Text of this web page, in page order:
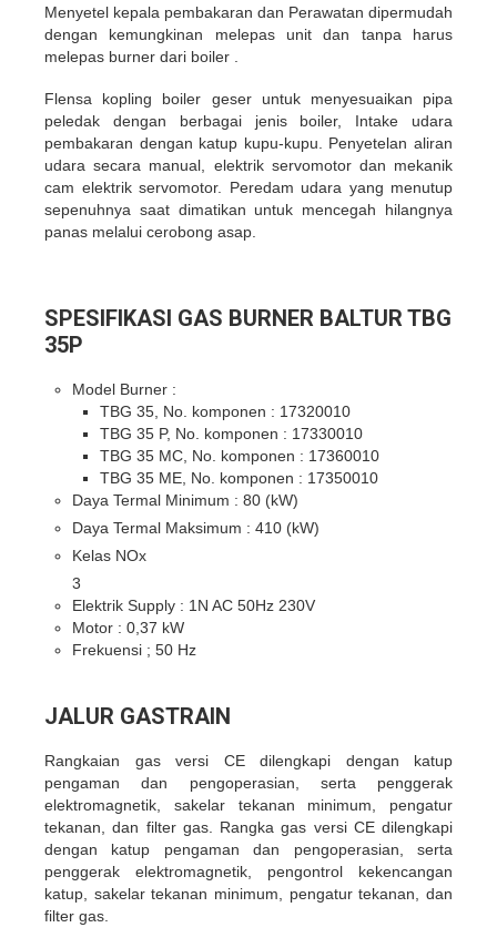
Menyetel kepala pembakaran dan Perawatan dipermudah
dengan kemungkinan melepas unit dan tanpa harus
melepas burner dari boiler .
Flensa kopling boiler geser untuk menyesuaikan pipa
peledak dengan berbagai jenis boiler, Intake udara
pembakaran dengan katup kupu-kupu. Penyetelan aliran
udara secara manual, elektrik servomotor dan mekanik
cam elektrik servomotor. Peredam udara yang menutup
sepenuhnya saat dimatikan untuk mencegah hilangnya
panas melalui cerobong asap.
SPESIFIKASI GAS BURNER BALTUR TBG
35P
Model Burner :
TBG 35, No. komponen : 17320010
TBG 35 P, No. komponen : 17330010
TBG 35 MC, No. komponen : 17360010
TBG 35 ME, No. komponen : 17350010
Daya Termal Minimum : 80 (kW)
Daya Termal Maksimum : 410 (kW)
Kelas NOx
3
Elektrik Supply : 1N AC 50Hz 230V
Motor : 0,37 kW
Frekuensi ; 50 Hz
JALUR GASTRAIN
Rangkaian gas versi CE dilengkapi dengan katup
pengaman dan pengoperasian, serta penggerak
elektromagnetik, sakelar tekanan minimum, pengatur
tekanan, dan filter gas. Rangka gas versi CE dilengkapi
dengan katup pengaman dan pengoperasian, serta
penggerak elektromagnetik, pengontrol kekencangan
katup, sakelar tekanan minimum, pengatur tekanan, dan
filter gas.